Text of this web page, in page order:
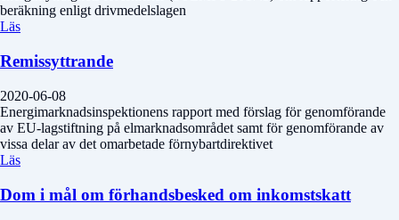
beräkning enligt drivmedelslagen
Läs
Remissyttrande
2020-06-08
Energimarknadsinspektionens rapport med förslag för genomförande
av EU-lagstiftning på elmarknadsområdet samt för genomförande av
vissa delar av det omarbetade förnybartdirektivet
Läs
Dom i mål om förhandsbesked om inkomstskatt